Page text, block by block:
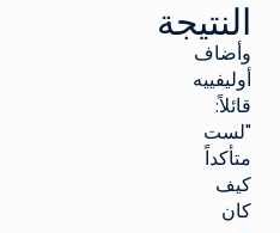
النتيجة
وأضاف
أوليفييه
قائلاً:
"لست
متأكداً
كيف
كان